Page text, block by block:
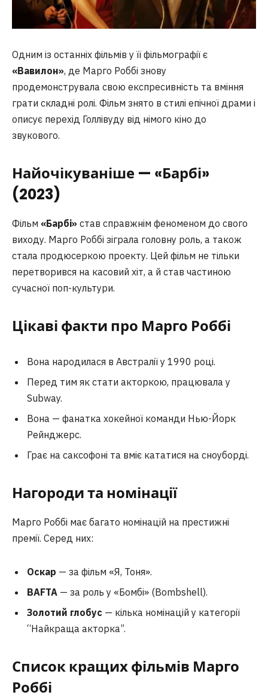
Одним із останніх фільмів у її фільмографії є
«Вавилон», де Марго Роббі знову
продемонструвала свою експресивність та вміння
грати складні ролі. Фільм знято в стилі епічної драми і
описує перехід Голлівуду від німого кіно до
звукового.
Найочікуваніше — «Барбі»
(2023)
Фільм «Барбі» став справжнім феноменом до свого
виходу. Марго Роббі зіграла головну роль, а також
стала продюсеркою проекту. Цей фільм не тільки
перетворився на касовий хіт, а й став частиною
сучасної поп-культури.
Цікаві факти про Марго Роббі
Вона народилася в Австралії у 1990 році.
Перед тим як стати акторкою, працювала у
Subway.
Вона — фанатка хокейної команди Нью-Йорк
Рейнджерс.
Грає на саксофоні та вміє кататися на сноуборді.
Нагороди та номінації
Марго Роббі має багато номінацій на престижні
премії. Серед них:
Оскар — за фільм «Я, Тоня».
BAFTA — за роль у «Бомбі» (Bombshell).
Золотий глобус — кілька номінацій у категорії
“Найкраща акторка”.
Список кращих фільмів Марго
Роббі